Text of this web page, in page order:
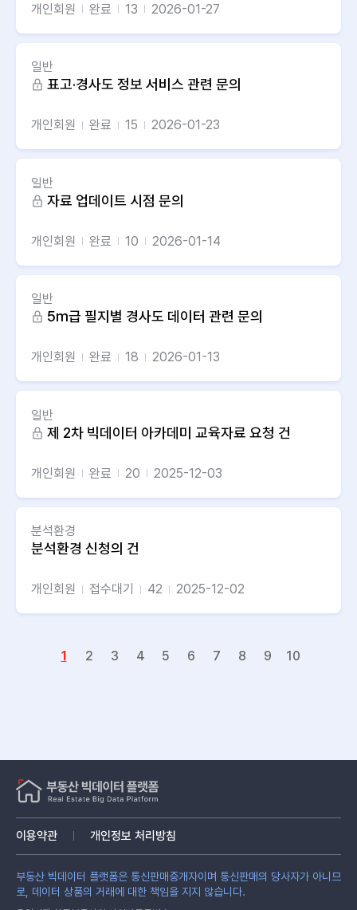
개인회원 완료 13 2026-01-27
일반
표고·경사도 정보 서비스 관련 문의
개인회원 완료 15 2026-01-23
일반
자료 업데이트 시점 문의
개인회원 완료 10 2026-01-14
일반
5m급 필지별 경사도 데이터 관련 문의
개인회원 완료 18 2026-01-13
일반
제 2차 빅데이터 아카데미 교육자료 요청 건
개인회원 완료 20 2025-12-03
분석환경
분석환경 신청의 건
개인회원 접수대기 42 2025-12-02
1 2 3 4 5 6 7 8 9 10
이용약관 개인정보 처리방침
부동산 빅데이터 플랫폼은 통신판매중개자이며 통신판매의 당사자가 아니므
로, 데이터 상품의 거래에 대한 책임을 지지 않습니다.